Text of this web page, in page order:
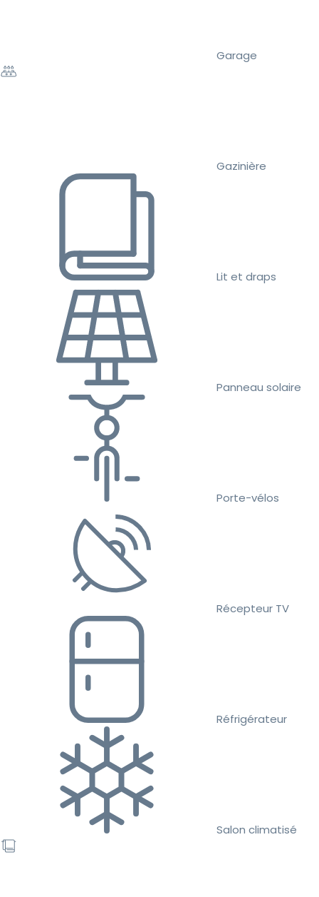
Garage
Gazinière
Lit et draps
Panneau solaire
Porte-vélos
Récepteur TV
Réfrigérateur
Salon climatisé